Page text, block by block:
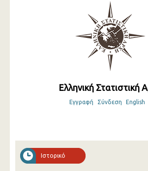
Ελληνική Στατιστική
Εγγραφή Σύνδεση English
Ιστορικό